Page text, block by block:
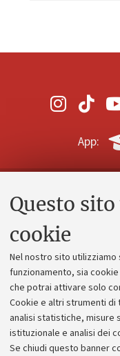
Questo
cookie
Nel nostro sito
funzionamento, sia
che potrai attivare solo
Cookie e altri strumenti
analisi statistiche, misure
istituzionale e analisi dei
Se chiudi questo banner
App: